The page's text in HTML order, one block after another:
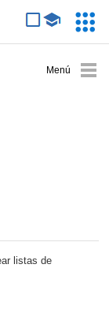
listas de